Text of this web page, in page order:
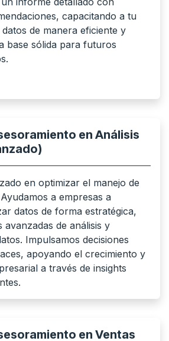
capacitando a tu
de manera eficiente y
base sólida para futuros
en Análisis
en optimizar el manejo de
a empresas a
datos de forma estratégica,
avanzadas de análisis y
Impulsamos decisiones
apoyando el crecimiento y
a través de insights
en Ventas